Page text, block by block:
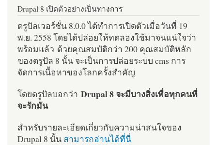
Drupal 8 เปิดตัวอย่างเป็นทางการ
ดรูปัลเวอร์ชั่น 8.0.0 ได้ทำการเปิดตัวเมื่อวันที่ 19
พ.ย. 2558 โดยได้ปล่อยให้ทดลองใช้มาจนแน่ใจว่า
พร้อมแล้ว ด้วยคุณสมบัติกว่า 200 คุณสมบัติหลัก
ของดรูปัล 8 นั้น จะเป็นการปล่อยระบบ cms การ
จัดการเนื้อหาของโลกครั้งสำคัญ
โดยดรูปัลบอกว่า Drupal 8 จะมีบางสิ่งเพื่อทุกคนที่
จะรักมัน
สำหรับรายละเอียดเกี่ยวกับความน่าสนใจของ
Drupal 8 นั้น สามารถอ่านได้ที่นี่